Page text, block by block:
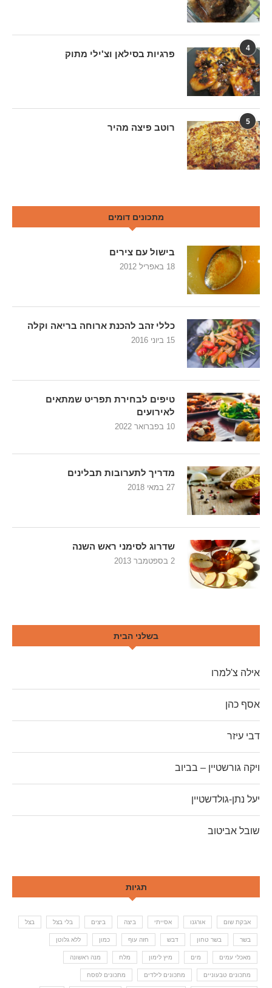
4
פרגיות בסילאן וצ'ילי מתוק
5
רוטב פיצה מהיר
מתכונים דומים
בישול עם צירים
18 באפריל 2012
כללי זהב להכנת ארוחה בריאה וקלה
15 ביוני 2016
טיפים לבחירת תפריט שמתאים
לאירועים
10 בפברואר 2022
מדריך לתערובות תבלינים
27 במאי 2018
שדרוג לסימני ראש השנה
2 בספטמבר 2013
בשלני הבית
אילה צ'למרו
אסף כהן
דבי עיזר
ויקה גורשטיין – בביוב
יעל נתן-גולדשטיין
שובל אביטוב
תגיות
אבקת שום אורגנו אסייתי ביצה ביצים בלי בצל בצל
בשר בשר טחון דבש חזה עוף כמון ללא גלוטן
מאכלי עמים מים מיץ לימון מלח מנה ראשונה
מתכונים טבעוניים מתכונים לילדים מתכונים לפסח